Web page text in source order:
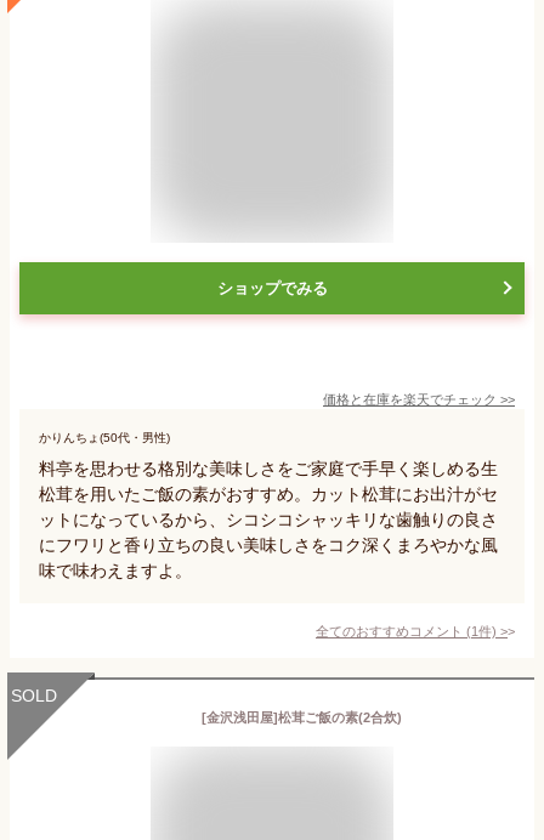
ショップでみる
価格と在庫を楽天でチェック >>
かりんちょ(50代・男性)
料亭を思わせる格別な美味しさをご家庭で手早く楽しめる生
松茸を用いたご飯の素がおすすめ。カット松茸にお出汁がセ
ットになっているから、シコシコシャッキリな歯触りの良さ
にフワリと香り立ちの良い美味しさをコク深くまろやかな風
味で味わえますよ。
全てのおすすめコメント (1件) >
SOLD
[金沢浅田屋]松茸ご飯の素(2合炊)